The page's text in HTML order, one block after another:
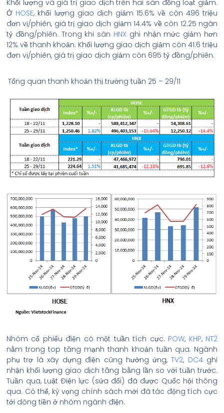
Khối lượng và giá trị giao dịch trên hai sàn đồng loạt giảm.
Ở HOSE, khối lượng giao dịch giảm 15.6% về còn 496 triệu
đơn vị/phiên, giá trị giao dịch giảm 14.4% về còn 12.25 ngàn
tỷ đồng/phiên. Trong khi sàn HNX ghi nhận mức giảm hơn
12% về thanh khoản. Khối lượng giao dịch giảm còn 41.6 triệu
đơn vị/phiên, giá trị giao dịch giảm còn 695 tỷ đồng/phiên.
Tổng quan thanh khoản thị trường tuần 25 – 29/11
Nhóm cổ phiếu điện có một tuần tích cực. POW, KHP, NT2
nằm trong top tăng mạnh thanh khoản tuần qua. Ngành
phụ trợ là xây dựng điện cũng hưởng ứng,TV2, DC4ghi
nhận khối lượng giao dịch tăng bằng lần so với tuần trước.
Tuần qua, Luật Điện lực (sửa đổi) đã được Quốc hội thông
qua. Có thể, kỳ vọng chính sách mới đã tác động tích cực
tới dòng tiền ở nhóm ngành điện.